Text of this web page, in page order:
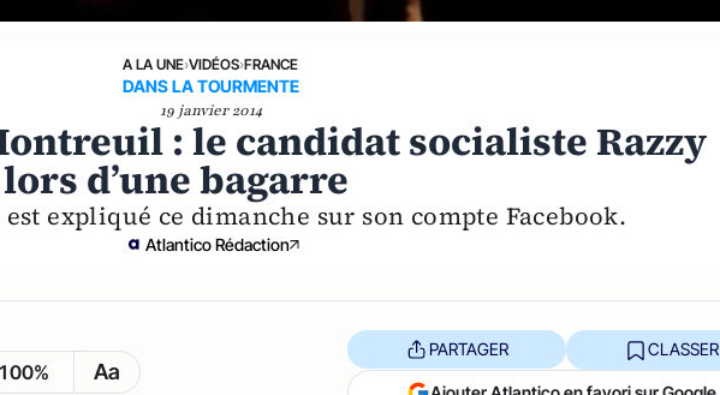
A LA UNE›VIDÉOS›FRANCE
DANS LA TOURMENTE
19 janvier 2014
: le candidat socialiste Razzy
d’une bagarre
est expliqué ce dimanche sur son compte Facebook.
Atlantico Rédaction
100% Aa
PARTAGER CLASSER